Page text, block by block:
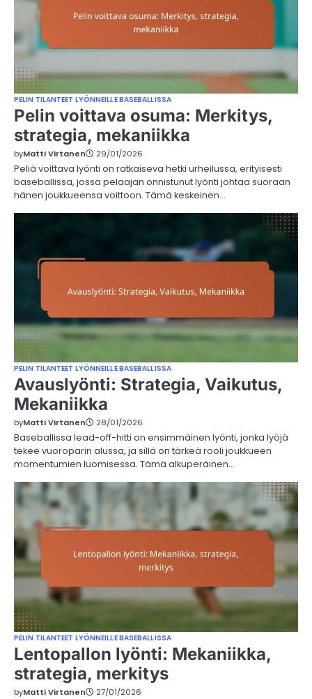
PELIN TILANTEET LYÖNNEILLE BASEBALLISSA
Pelin voittava osuma: Merkitys,
strategia, mekaniikka
byMatti Virtanen 29/01/2026
Peliä voittava lyönti on ratkaiseva hetki urheilussa, erityisesti
baseballissa, jossa pelaajan onnistunut lyönti johtaa suoraan
hänen joukkueensa voittoon. Tämä keskeinen…
PELIN TILANTEET LYÖNNEILLE BASEBALLISSA
Avauslyönti: Strategia, Vaikutus,
Mekaniikka
byMatti Virtanen 28/01/2026
Baseballissa lead-off-hitti on ensimmäinen lyönti, jonka lyöjä
tekee vuoroparin alussa, ja sillä on tärkeä rooli joukkueen
momentumien luomisessa. Tämä alkuperäinen…
PELIN TILANTEET LYÖNNEILLE BASEBALLISSA
Lentopallon lyönti: Mekaniikka,
strategia, merkitys
byMatti Virtanen 27/01/2026